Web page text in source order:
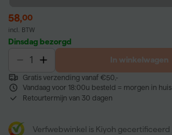
58,00
incl. BTW
Dinsdag bezorgd
In winkelwagen
Gratis verzending vanaf €50,-
Vandaag voor 18:00u besteld = morgen in huis
Retourtermijn van 30 dagen
Verfwebwinkel is Kiyoh gecertificeerd